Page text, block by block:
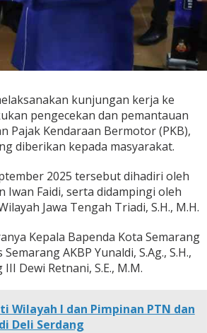
kunjungan kerja ke
pengecekan dan pemantauan
Pajak Kendaraan Bermotor (PKB),
diberikan kepada masyarakat.
2025 tersebut dihadiri oleh
Iwan Faidi, serta didampingi oleh
Jawa Tengah Triadi, S.H., M.H.
Kepala Bapenda Kota Semarang
AKBP Yunaldi, S.Ag., S.H.,
Dewi Retnani, S.E., M.M.
Wilayah I dan Pimpinan PTN dan
Deli Serdang